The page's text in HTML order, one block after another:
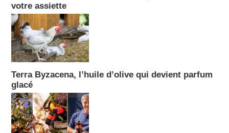
votre assiette
Terra Byzacena, l’huile d’olive qui devient parfum
glacé